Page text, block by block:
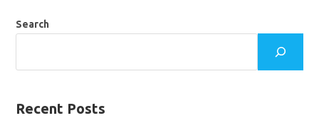
Search
Recent Posts